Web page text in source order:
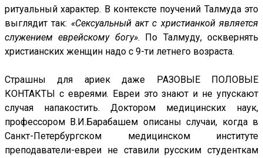
ритуальный характер. В контексте поучений Талмуда это
выглядит так: «Сексуальный акт с христианкой является
служением еврейскому богу». По Талмуду, осквернять
христианских женщин надо с 9-ти летнего возраста.
Страшны для ариек даже РАЗОВЫЕ ПОЛОВЫЕ
КОНТАКТЫ с евреями. Евреи это знают и не упускают
случая напакостить. Доктором медицинских наук,
профессором В.И.Барабашем описаны случаи, когда в
Санкт-Петербургском медицинском институте
преподаватели-евреи не ставили русским студенткам